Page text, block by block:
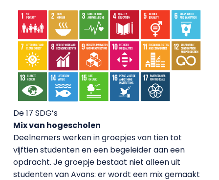
De 17 SDG’s
Mix van hogescholen
Deelnemers werken in groepjes van tien tot
vijftien studenten en een begeleider aan een
opdracht. Je groepje bestaat niet alleen uit
studenten van Avans: er wordt een mix gemaakt